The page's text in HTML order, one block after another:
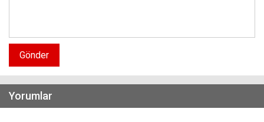
Gönder
Yorumlar